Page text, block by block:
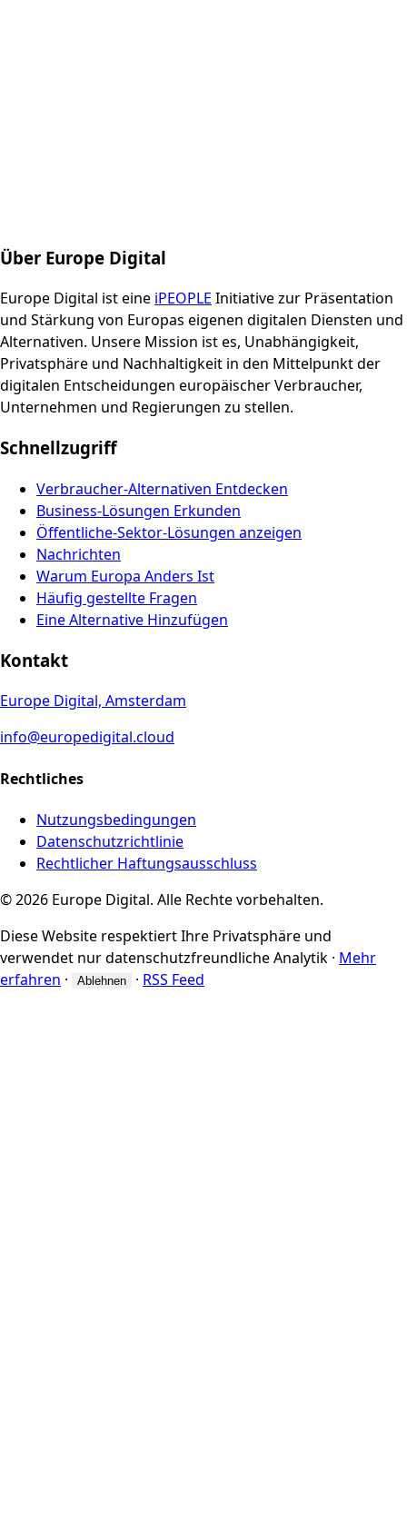
Über Europe Digital
Europe Digital ist eine iPEOPLE Initiative zur Präsentation
und Stärkung von Europas eigenen digitalen Diensten und
Alternativen. Unsere Mission ist es, Unabhängigkeit,
Privatsphäre und Nachhaltigkeit in den Mittelpunkt der
digitalen Entscheidungen europäischer Verbraucher,
Unternehmen und Regierungen zu stellen.
Schnellzugriff
Verbraucher-Alternativen Entdecken
Business-Lösungen Erkunden
Öffentliche-Sektor-Lösungen anzeigen
Nachrichten
Warum Europa Anders Ist
Häufig gestellte Fragen
Eine Alternative Hinzufügen
Kontakt
Europe Digital, Amsterdam
info@europedigital.cloud
Rechtliches
Nutzungsbedingungen
Datenschutzrichtlinie
Rechtlicher Haftungsausschluss
© 2026 Europe Digital. Alle Rechte vorbehalten.
Diese Website respektiert Ihre Privatsphäre und
verwendet nur datenschutzfreundliche Analytik · Mehr
erfahren · Ablehnen · RSS Feed